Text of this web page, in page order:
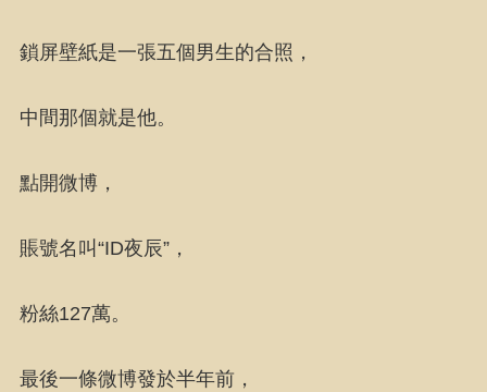
鎖屏壁紙是一張五個男生的合照，
中間那個就是他。
點開微博，
賬號名叫“ID夜辰”，
粉絲127萬。
最後一條微博發於半年前，